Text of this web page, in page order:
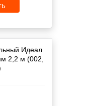
Идеал
2,2 м (002,